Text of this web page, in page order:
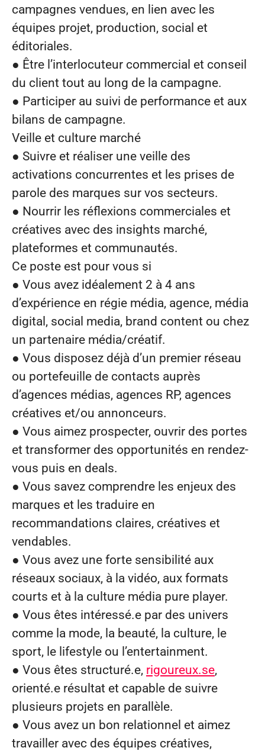
campagnes vendues, en lien avec les
équipes projet, production, social et
éditoriales.
● Être l’interlocuteur commercial et conseil
du client tout au long de la campagne.
● Participer au suivi de performance et aux
bilans de campagne.
Veille et culture marché
● Suivre et réaliser une veille des
activations concurrentes et les prises de
parole des marques sur vos secteurs.
● Nourrir les réflexions commerciales et
créatives avec des insights marché,
plateformes et communautés.
Ce poste est pour vous si
● Vous avez idéalement 2 à 4 ans
d’expérience en régie média, agence, média
digital, social media, brand content ou chez
un partenaire média/créatif.
● Vous disposez déjà d’un premier réseau
ou portefeuille de contacts auprès
d’agences médias, agences RP, agences
créatives et/ou annonceurs.
● Vous aimez prospecter, ouvrir des portes
et transformer des opportunités en rendez-
vous puis en deals.
● Vous savez comprendre les enjeux des
marques et les traduire en
recommandations claires, créatives et
vendables.
● Vous avez une forte sensibilité aux
réseaux sociaux, à la vidéo, aux formats
courts et à la culture média pure player.
● Vous êtes intéressé.e par des univers
comme la mode, la beauté, la culture, le
sport, le lifestyle ou l’entertainment.
● Vous êtes structuré.e, rigoureux.se,
orienté.e résultat et capable de suivre
plusieurs projets en parallèle.
● Vous avez un bon relationnel et aimez
travailler avec des équipes créatives,